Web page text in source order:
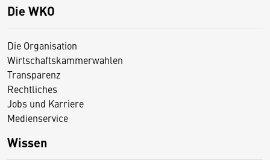
Die WKO
Die Organisation
Wirtschaftskammerwahlen
Transparenz
Rechtliches
Jobs und Karriere
Medienservice
Wissen